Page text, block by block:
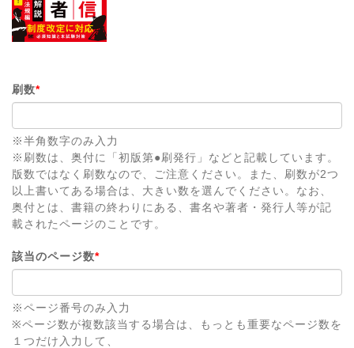
刷数*
※半角数字のみ入力
※刷数は、奥付に「初版第●刷発行」などと記載しています。
版数ではなく刷数なので、ご注意ください。また、刷数が2つ
以上書いてある場合は、大きい数を選んでください。なお、
奥付とは、書籍の終わりにある、書名や著者・発行人等が記
載されたページのことです。
該当のページ数*
※ページ番号のみ入力
※ページ数が複数該当する場合は、もっとも重要なページ数を
１つだけ入力して、